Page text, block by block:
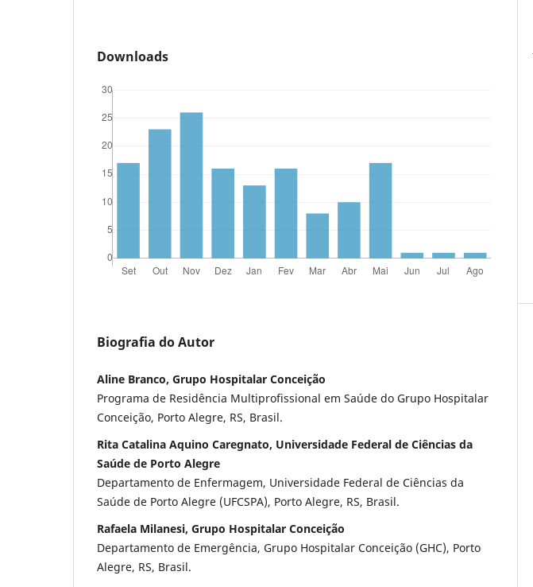
Downloads
Biografia do Autor
Aline Branco, Grupo Hospitalar Conceição
Programa de Residência Multiprofissional em Saúde do Grupo Hospitalar
Conceição, Porto Alegre, RS, Brasil.
Rita Catalina Aquino Caregnato, Universidade Federal de Ciências da
Saúde de Porto Alegre
Departamento de Enfermagem, Universidade Federal de Ciências da
Saúde de Porto Alegre (UFCSPA), Porto Alegre, RS, Brasil.
Rafaela Milanesi, Grupo Hospitalar Conceição
Departamento de Emergência, Grupo Hospitalar Conceição (GHC), Porto
Alegre, RS, Brasil.